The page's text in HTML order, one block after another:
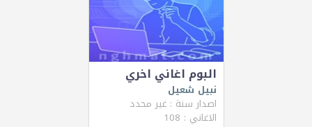
البوم اغاني اخري
نبيل شعيل
اصدار سنة : غير محدد
الاغاني : 108